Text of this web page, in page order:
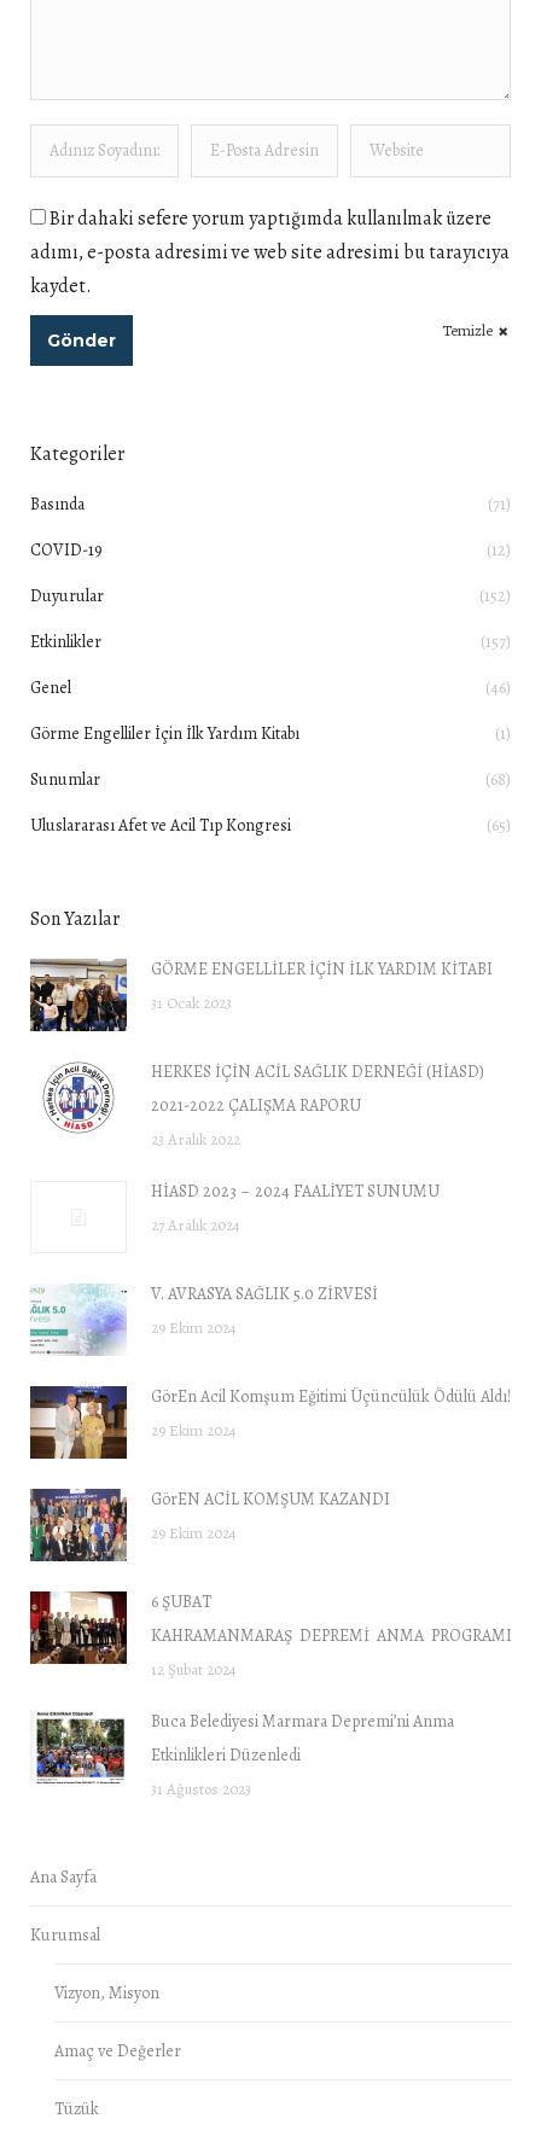
Adınız Soyadınız * E-Posta Adresiniz * Website
Bir dahaki sefere yorum yaptığımda kullanılmak üzere
adımı, e-posta adresimi ve web site adresimi bu tarayıcıya
kaydet.
Temizle
Gönder
Kategoriler
Basında
(71)
COVID-19
(12)
Duyurular
(152)
Etkinlikler
(157)
Genel
(46)
Görme Engelliler İçin İlk Yardım Kitabı
(1)
Sunumlar
(68)
Uluslararası Afet ve Acil Tıp Kongresi
(65)
Son Yazılar
GÖRME ENGELLİLER İÇİN İLK YARDIM KİTABI
31 Ocak 2023
HERKES İÇİN ACİL SAĞLIK DERNEĞİ (HİASD)
2021-2022 ÇALIŞMA RAPORU
23 Aralık 2022
HİASD 2023 – 2024 FAALİYET SUNUMU
27 Aralık 2024
V. AVRASYA SAĞLIK 5.0 ZİRVESİ
29 Ekim 2024
GörEn Acil Komşum Eğitimi Üçüncülük Ödülü Aldı!
29 Ekim 2024
GörEN ACİL KOMŞUM KAZANDI
29 Ekim 2024
6 ŞUBAT
KAHRAMANMARAŞ DEPREMİ ANMA PROGRAMI
12 Şubat 2024
Buca Belediyesi Marmara Depremi’ni Anma
Etkinlikleri Düzenledi
31 Ağustos 2023
Ana Sayfa
Kurumsal
Vizyon, Misyon
Amaç ve Değerler
Tüzük